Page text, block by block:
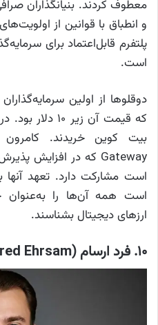
و انطباق با قوانین از
پلتفرم قابل‌اعتماد برای
است.
دوقلوها از اولین
که قیمت آن زیر
Gateway که در افزایش پذیرش
است مشارکت دارد. تعهد
است همه آن‌ها را
ارزهای دیجیتال بشناسند.
۱۰. فرد ارسام (Fred Ehrsam)